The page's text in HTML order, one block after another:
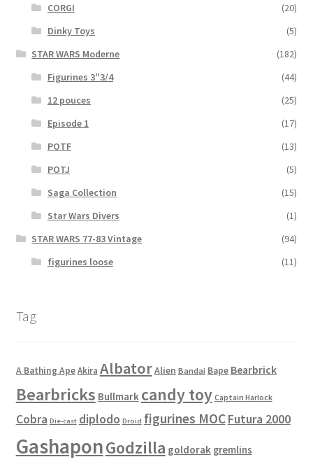
CORGI
(20)
Dinky Toys
(5)
STAR WARS Moderne
(182)
Figurines 3″3/4
(44)
12 pouces
(25)
Episode 1
(17)
POTF
(13)
POTJ
(5)
Saga Collection
(15)
Star Wars Divers
(1)
STAR WARS 77-83 Vintage
(94)
figurines loose
(11)
Tag
A Bathing Ape Akira AlbatorAlien Bandai Bape Bearbrick
Bearbricks Bullmark candy toy Captain Harlock
Cobra Die-cast diplodo Droid figurines MOCFutura 2000
GashaponGodzilla goldorak gremlins